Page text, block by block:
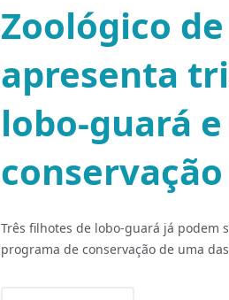
Zoológico
apresenta
lobo-guará
Três filhotes de lobo-guará já podem
programa de conservação de uma